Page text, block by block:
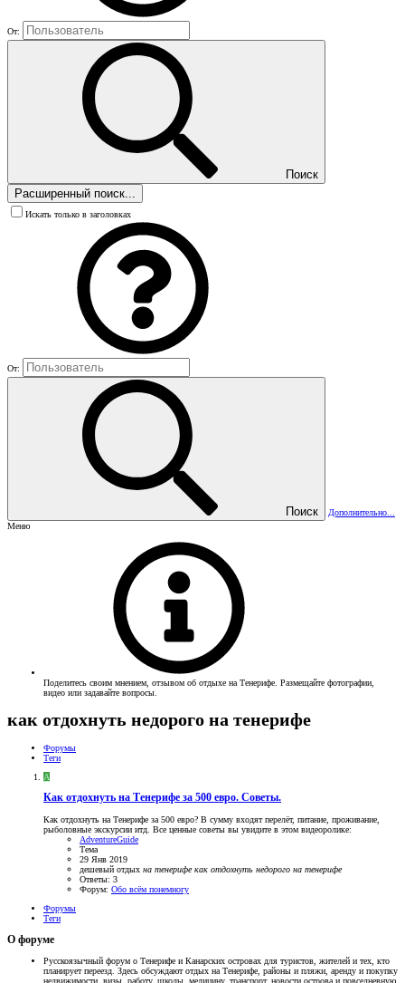
От:
Поиск
Расширенный поиск...
Искать только в заголовках
От:
Поиск
Дополнительно...
Меню
Поделитесь своим мнением, отзывом об отдыхе на Тенерифе. Размещайте фотографии,
видео или задавайте вопросы.
как отдохнуть недорого на тенерифе
Форумы
Теги
A
Как отдохнуть на Тенерифе за 500 евро. Советы.
Как отдохнуть на Тенерифе за 500 евро? В сумму входят перелёт, питание, проживание,
рыболовные экскурсии итд. Все ценные советы вы увидите в этом видеоролике:
AdventureGuide
Тема
29 Янв 2019
дешевый отдых на тенерифе как отдохнуть недорого на тенерифе
Ответы: 3
Форум: Обо всём понемногу
Форумы
Теги
О форуме
Русскоязычный форум о Тенерифе и Канарских островах для туристов, жителей и тех, кто
планирует переезд. Здесь обсуждают отдых на Тенерифе, районы и пляжи, аренду и покупку
недвижимости, визы, работу, школы, медицину, транспорт, новости острова и повседневную